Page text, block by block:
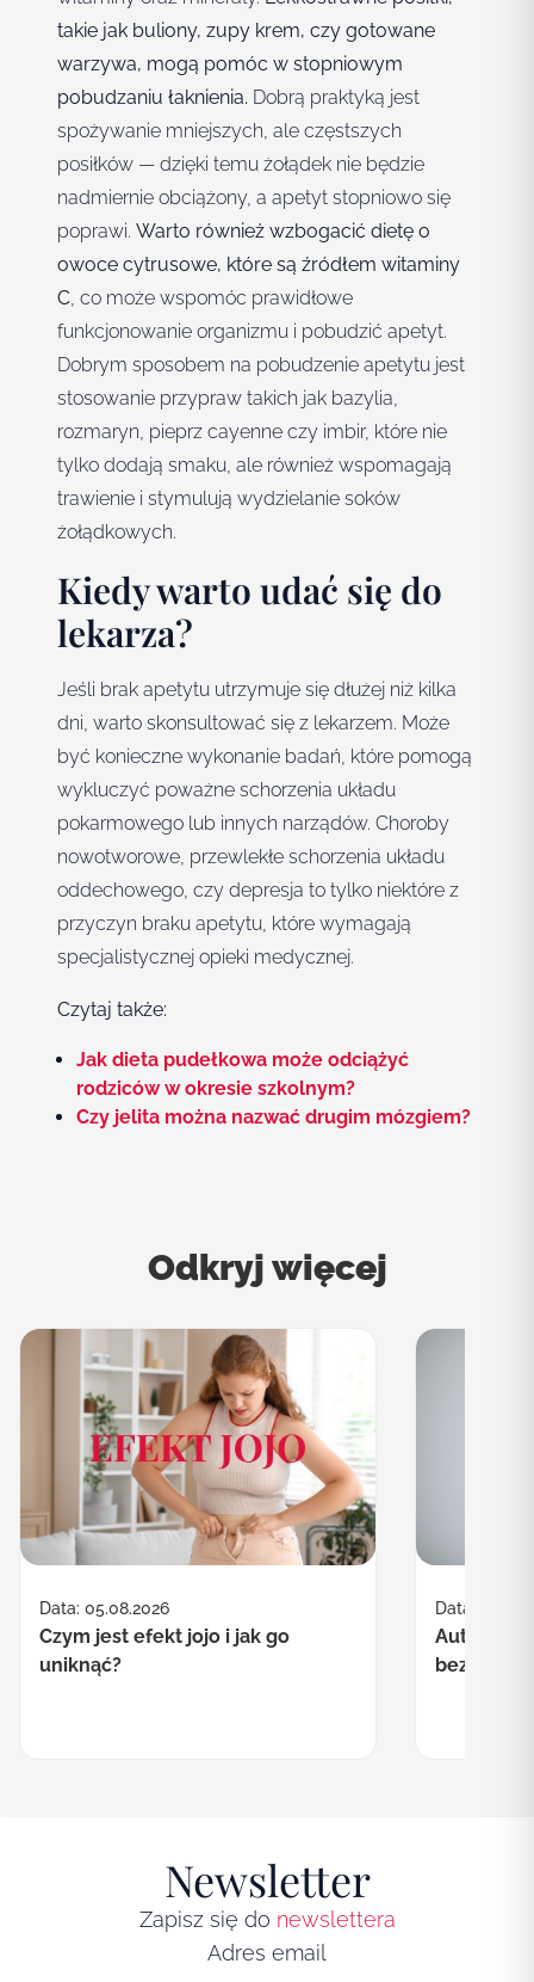
takie jak buliony, zupy krem, czy gotowane
warzywa, mogą pomóc w stopniowym
pobudzaniu łaknienia. Dobrą praktyką jest
spożywanie mniejszych, ale częstszych
posiłków — dzięki temu żołądek nie będzie
nadmiernie obciążony, a apetyt stopniowo się
poprawi. Warto również wzbogacić dietę o
owoce cytrusowe, które są źródłem witaminy
C, co może wspomóc prawidłowe
funkcjonowanie organizmu i pobudzić apetyt.
Dobrym sposobem na pobudzenie apetytu jest
stosowanie przypraw takich jak bazylia,
rozmaryn, pieprz cayenne czy imbir, które nie
tylko dodają smaku, ale również wspomagają
trawienie i stymulują wydzielanie soków
żołądkowych.
Kiedy warto udać się do
lekarza?
Jeśli brak apetytu utrzymuje się dłużej niż kilka
dni, warto skonsultować się z lekarzem. Może
być konieczne wykonanie badań, które pomogą
wykluczyć poważne schorzenia układu
pokarmowego lub innych narządów. Choroby
nowotworowe, przewlekłe schorzenia układu
oddechowego, czy depresja to tylko niektóre z
przyczyn braku apetytu, które wymagają
specjalistycznej opieki medycznej.
Czytaj także:
Jak dieta pudełkowa może odciążyć
rodziców w okresie szkolnym?
Czy jelita można nazwać drugim mózgiem?
Odkryj więcej
Data: 05.08.2026
Czym jest efekt jojo i jak go
uniknąć?
Data:
Autofagia
Newsletter
Zapisz się do newslettera
Adres email